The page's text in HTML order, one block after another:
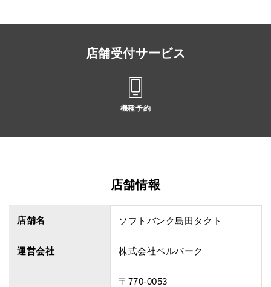
店舗受付サービス
機種予約
店舗情報
店舗名 ソフトバンク島田タクト
運営会社 株式会社ベルパーク
〒770-0053